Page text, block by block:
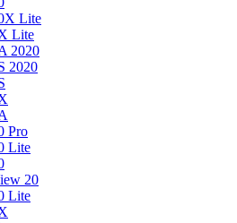
Lite
Lite
2020
2020
Pro
Lite
20
Lite